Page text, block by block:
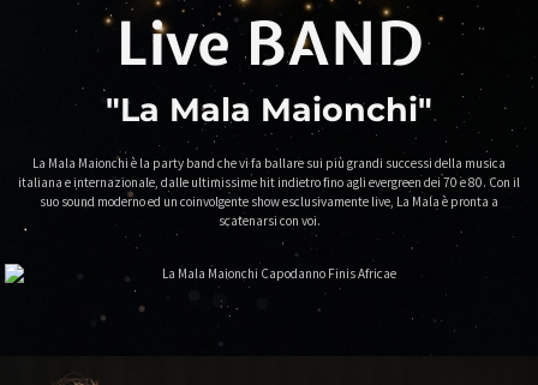
Live BAND
"La Mala Maionchi"
La Mala Maionchi è la party band che vi fa ballare sui più grandi successi della musica
italiana e internazionale, dalle ultimissime hit indietro fino agli evergreen dei 70 e 80. Con il
suo sound moderno ed un coinvolgente show esclusivamente live, La Mala è pronta a
scatenarsi con voi.